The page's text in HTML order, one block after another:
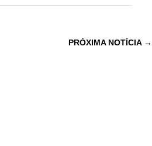
PRÓXIMA NOTÍCIA→